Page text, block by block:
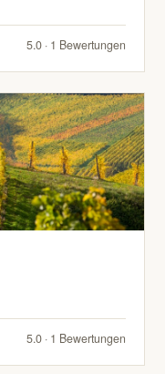
5.0 · 1 Bewertungen
5.0 · 1 Bewertungen